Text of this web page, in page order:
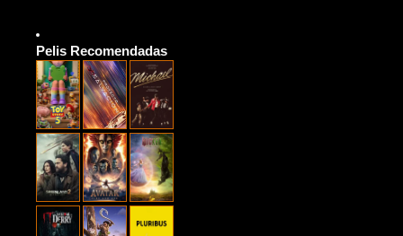
Pelis Recomendadas